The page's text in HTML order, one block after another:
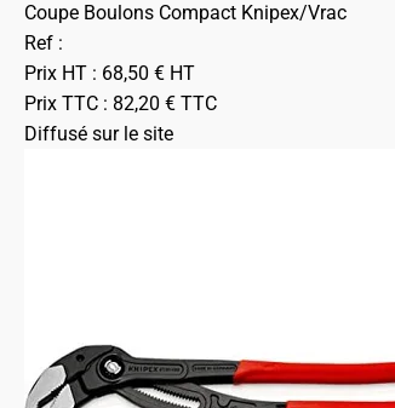
Coupe Boulons Compact Knipex/Vrac
Ref :
Prix HT : 68,50 € HT
Prix TTC : 82,20 € TTC
Diffusé sur le site